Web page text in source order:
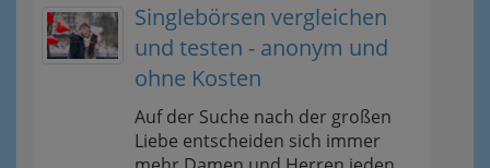
Singlebörsen vergleichen
und testen - anonym und
ohne Kosten
Auf der Suche nach der großen
Liebe entscheiden sich immer